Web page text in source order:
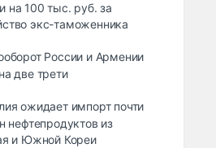
на 100 тыс. руб. за
экс-таможенника
России и Армении
две трети
ожидает импорт почти
нефтепродуктов из
и Южной Кореи